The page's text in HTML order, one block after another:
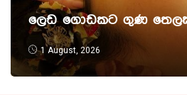
ලෙඩ ගොඩකට ගුණ
1 August, 2026